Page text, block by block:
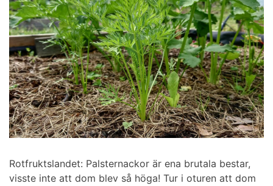
Rotfruktslandet: Palsternackor är ena brutala bestar,
visste inte att dom blev så höga! Tur i oturen att dom